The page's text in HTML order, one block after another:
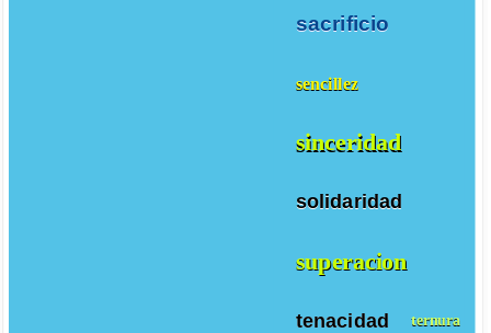
sacrificio
sencillez
sinceridad
solidaridad
superacion
tenacidad ternura